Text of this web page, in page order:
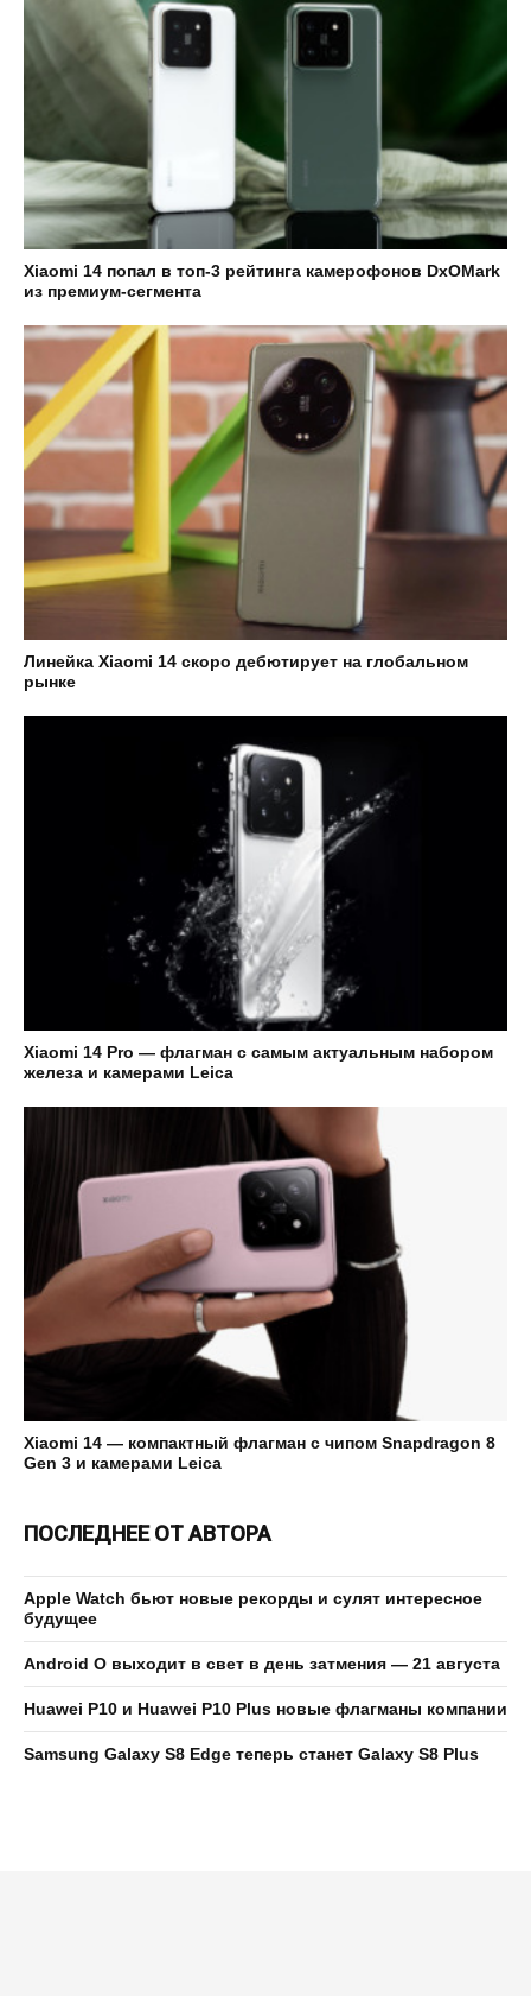
Xiaomi 14 попал в топ-3 рейтинга камерофонов DxOMark
из премиум-сегмента
Линейка Xiaomi 14 скоро дебютирует на глобальном
рынке
Xiaomi 14 Pro — флагман с самым актуальным набором
железа и камерами Leica
Xiaomi 14 — компактный флагман с чипом Snapdragon 8
Gen 3 и камерами Leica
ПОСЛЕДНЕЕ ОТ АВТОРА
Apple Watch бьют новые рекорды и сулят интересное
будущее
Android O выходит в свет в день затмения — 21 августа
Huawei P10 и Huawei P10 Plus новые флагманы компании
Samsung Galaxy S8 Edge теперь станет Galaxy S8 Plus